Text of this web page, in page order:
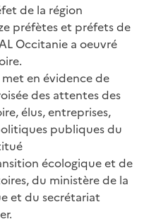
de la région
préfètes et préfets de
Occitanie a oeuvré
en évidence de
des attentes des
élus, entreprises,
publiques du
écologique et de
du ministère de la
et du secrétariat